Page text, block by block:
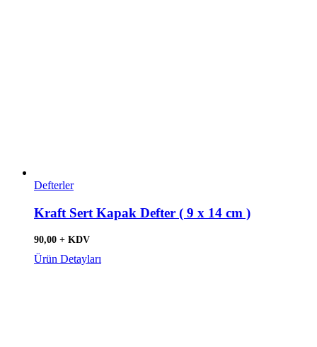
Defterler
Kraft Sert Kapak Defter ( 9 x 14 cm )
90,00 + KDV
Ürün Detayları